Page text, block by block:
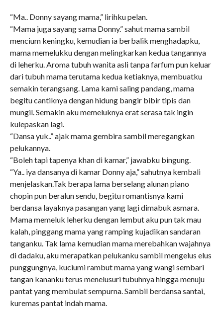
“Ma.. Donny sayang mama,” lirihku pelan.
“Mama juga sayang sama Donny.” sahut mama sambil
mencium keningku, kemudian ia berbalik menghadapku,
mama memelukku dengan melingkarkan kedua tangannya
di leherku. Aroma tubuh wanita asli tanpa farfum pun keluar
dari tubuh mama terutama kedua ketiaknya, membuatku
semakin terangsang. Lama kami saling pandang, mama
begitu cantiknya dengan hidung bangir bibir tipis dan
mungil. Semakin aku memeluknya erat serasa tak ingin
kulepaskan lagi.
“Dansa yuk..” ajak mama gembira sambil meregangkan
pelukannya.
“Boleh tapi tapenya khan di kamar,” jawabku bingung.
“Ya.. iya dansanya di kamar Donny aja,” sahutnya kembali
menjelaskan.Tak berapa lama berselang alunan piano
chopin pun beralun sendu, begitu romantisnya kami
berdansa layaknya pasangan yang lagi dimabuk asmara.
Mama memeluk leherku dengan lembut aku pun tak mau
kalah, pinggang mama yang ramping kujadikan sandaran
tanganku. Tak lama kemudian mama merebahkan wajahnya
di dadaku, aku merapatkan pelukanku sambil mengelus elus
punggungnya, kuciumi rambut mama yang wangi sembari
tangan kananku terus menelusuri tubuhnya hingga menuju
pantat yang membulat sempurna. Sambil berdansa santai,
kuremas pantat indah mama.